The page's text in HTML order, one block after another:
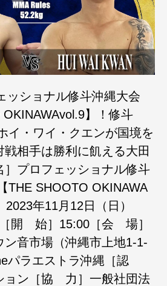
ッショナル修斗沖縄大会
OKINAWAvol.9】！修斗
イ・ワイ・クエンが国境を
戦相手は勝利に飢える大田
］プロフェッショナル修斗
THE SHOOTO OKINAWA
年11月12日（日）
開 始］15:00［会 場］
ン音市場（沖縄市上地1-1-
パラエストラ沖縄［認
ョン［協 力］一般社団法